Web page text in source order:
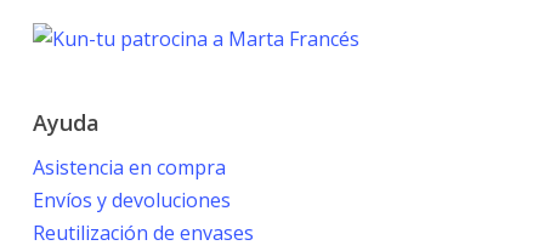
Ayuda
Asistencia en compra
Envíos y devoluciones
Reutilización de envases